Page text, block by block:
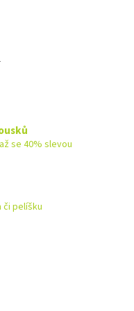
se 40% slevou
pelíšku